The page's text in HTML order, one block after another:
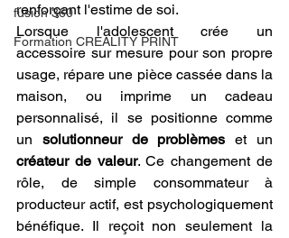
fusion 360
Formation CREALITY PRINT
renforçant l'estime de soi.
Lorsque l'adolescent crée un
accessoire sur mesure pour son propre
usage, répare une pièce cassée dans la
maison, ou imprime un cadeau
personnalisé, il se positionne comme
un solutionneur de problèmes
créateur de valeur. Ce changement de
rôle, de simple consommateur à
producteur actif, est psychologiquement
bénéfique. Il reçoit non seulement la